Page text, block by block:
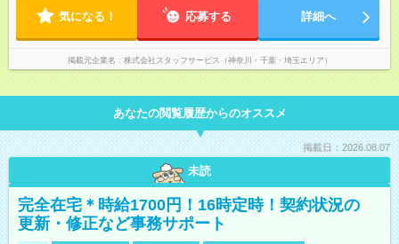
気になる！ 応募する 詳細へ
掲載元企業名 株式会社スタッフサービス（神奈川・千葉・埼玉エリア）
あなたの閲覧履歴からのオススメ
掲載日：2026.08.07
未読
完全在宅＊時給1700円！16時定時！契約状況の
更新・修正など事務サポート